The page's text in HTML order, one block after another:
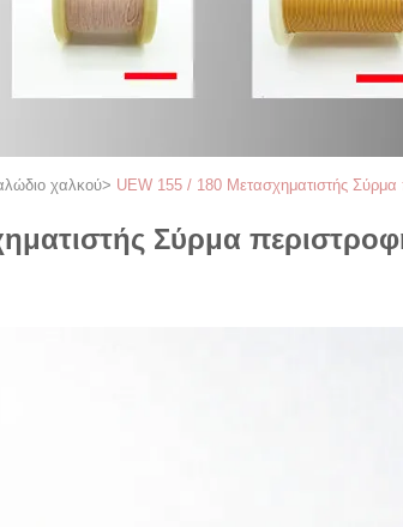
χαλκού> UEW 155 / 180 Μετασχηματιστής
Σύρμα